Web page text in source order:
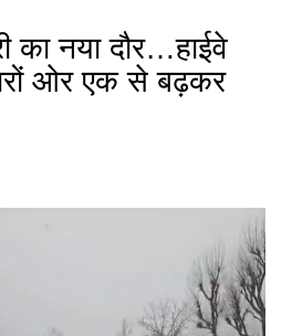
का नया दौर…हाईवे
ओर एक से बढ़कर